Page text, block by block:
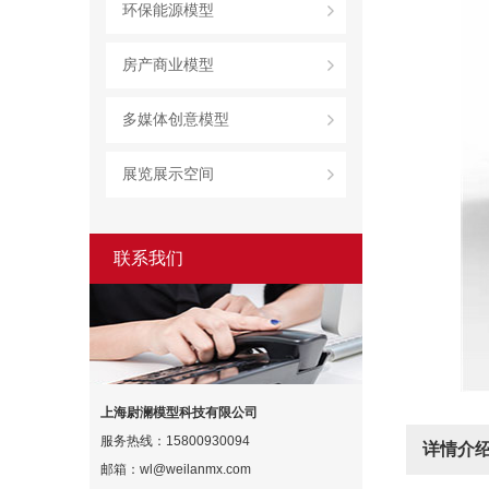
环保能源模型
房产商业模型
多媒体创意模型
展览展示空间
联系我们
上海尉澜模型科技有限公司
服务热线：15800930094
邮箱：wl@weilanmx.com
详情介